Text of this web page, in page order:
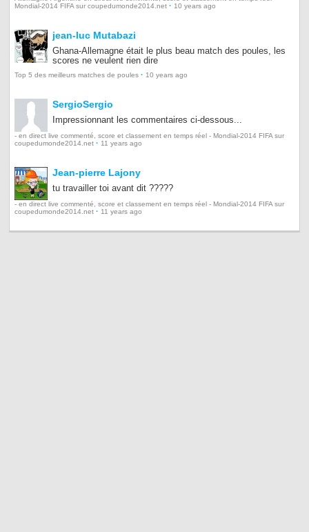
Mondial-2014 FIFA sur coupedumonde2014.net · 10 years ago
jean-luc Mutabazi
Ghana-Allemagne était le plus beau match des poules, les
scores ne veulent rien dire
Top 5 des meilleurs matches de poules · 10 years ago
SergioSergio
Impressionnant les commentaires ci-dessous...
- en direct live commenté, score et classement en temps réel - Mondial-2014 FIFA sur
coupedumonde2014.net · 11 years ago
Jean-pierre Lajony
tu travailler toi avant dit ?????
- en direct live commenté, score et classement en temps réel - Mondial-2014 FIFA sur
coupedumonde2014.net · 11 years ago